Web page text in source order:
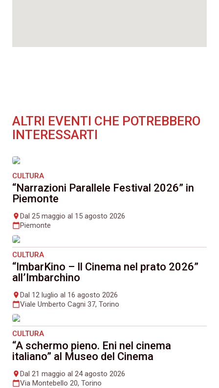
ALTRI EVENTI CHE POTREBBERO
INTERESSARTI
CULTURA
“Narrazioni Parallele Festival 2026” in
Piemonte
placeDal 25 maggio al 15 agosto 2026
calendar_todayPiemonte
CULTURA
“ImbarKino – Il Cinema nel prato 2026”
all’Imbarchino
placeDal 12 luglio al 16 agosto 2026
calendar_todayViale Umberto Cagni 37, Torino
CULTURA
“A schermo pieno. Eni nel cinema
italiano” al Museo del Cinema
placeDal 21 maggio al 24 agosto 2026
calendar_todayVia Montebello 20, Torino